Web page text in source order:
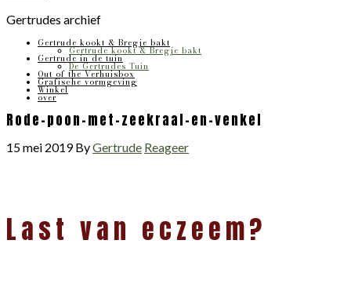
Gertrudes archief
Gertrude kookt & Bregje bakt
Gertrude kookt & Bregje bakt
Gertrude in de tuin
De Gertrudes Tuin
Out of the Verhuisbox
Grafische vormgeving
Winkel
over
Rode-poon-met-zeekraal-en-venkel
15 mei 2019ByGertrude Reageer
Interacties
Last van eczeem?